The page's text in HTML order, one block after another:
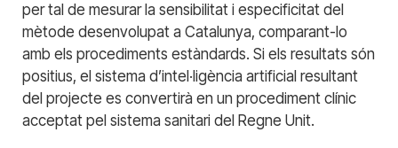
per tal de mesurar la sensibilitat i especificitat del
mètode desenvolupat a Catalunya, comparant-lo
amb els procediments estàndards. Si els resultats són
positius, el sistema d’intel·ligència artificial resultant
del projecte es convertirà en un procediment clínic
acceptat pel sistema sanitari del Regne Unit.